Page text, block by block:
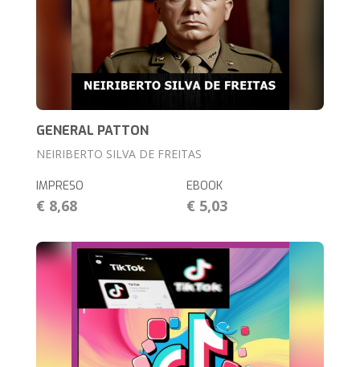
GENERAL PATTON
NEIRIBERTO SILVA DE FREITAS
IMPRESO
€ 8,68
EBOOK
€ 5,03